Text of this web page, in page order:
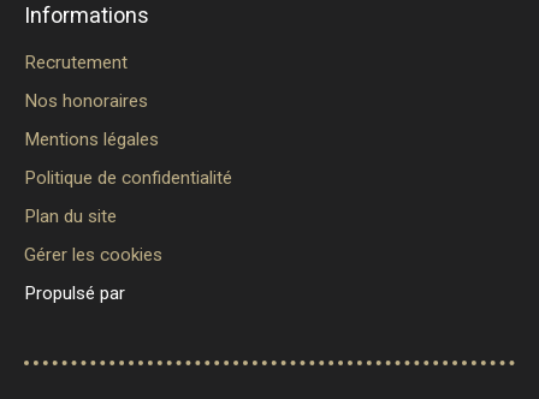
Informations
Recrutement
Nos honoraires
Mentions légales
Politique de confidentialité
Plan du site
Gérer les cookies
Propulsé par